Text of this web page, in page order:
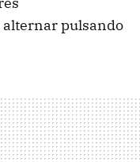
pulsando